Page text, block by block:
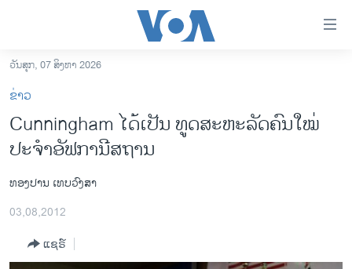
ເຂົ້າ
ຫາ
ຂ້າມ
ຂ້າມ
ຫາ
ຊອກ
ຄົ້ນ
ອາເມຣິກາ
ຂ່າວ​ຈີນ
ໂລກ
ເອເຊຍ
ວັນສຸກ, 07 ສິງຫາ 2026
ຂ່າວ
Cunningham ໄດ້ເປັນ ​ທູດ​ສະຫະລັດຄົນໃໝ່
ປະຈໍາອັຟການີສຖານ
ທອງປານ ເທບວົງສາ
03,08,2012
ແຊຣ໌